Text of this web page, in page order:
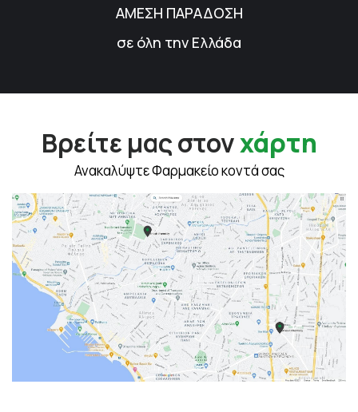
ΑΜΕΣΗ ΠΑΡΑΔΟΣΗ
σε όλη την Ελλάδα
Βρείτε μας στονχάρτη
Ανακαλύψτε Φαρμακείο κοντά σας